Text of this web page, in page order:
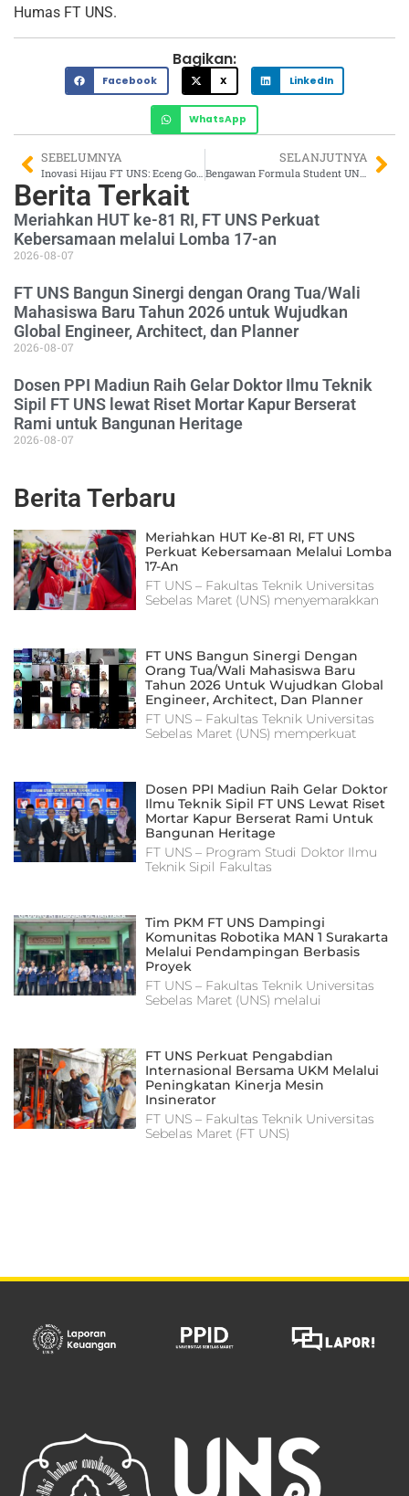
Humas FT UNS.
Bagikan:
Facebook X LinkedIn
WhatsApp
SEBELUMNYA SELANJUTNYA
Bengawan Formula Student UNS Raih Tiga Penghargaan di Ajang Formula SAE Italy 2025
Berita Terkait
Meriahkan HUT ke-81 RI, FT UNS Perkuat
Kebersamaan melalui Lomba 17-an
2026-08-07
FT UNS Bangun Sinergi dengan Orang Tua/Wali
Mahasiswa Baru Tahun 2026 untuk Wujudkan
Global Engineer, Architect, dan Planner
2026-08-07
Dosen PPI Madiun Raih Gelar Doktor Ilmu Teknik
Sipil FT UNS lewat Riset Mortar Kapur Berserat
Rami untuk Bangunan Heritage
2026-08-07
Berita Terbaru
Meriahkan HUT Ke-81 RI, FT UNS
Perkuat Kebersamaan Melalui Lomba
17-An
FT UNS – Fakultas Teknik Universitas
Sebelas Maret (UNS) menyemarakkan
FT UNS Bangun Sinergi Dengan
Orang Tua/Wali Mahasiswa Baru
Tahun 2026 Untuk Wujudkan Global
Engineer, Architect, Dan Planner
FT UNS – Fakultas Teknik Universitas
Sebelas Maret (UNS) memperkuat
Dosen PPI Madiun Raih Gelar Doktor
Ilmu Teknik Sipil FT UNS Lewat Riset
Mortar Kapur Berserat Rami Untuk
Bangunan Heritage
FT UNS – Program Studi Doktor Ilmu
Teknik Sipil Fakultas
Tim PKM FT UNS Dampingi
Komunitas Robotika MAN 1 Surakarta
Melalui Pendampingan Berbasis
Proyek
FT UNS – Fakultas Teknik Universitas
Sebelas Maret (UNS) melalui
FT UNS Perkuat Pengabdian
Internasional Bersama UKM Melalui
Peningkatan Kinerja Mesin
Insinerator
FT UNS – Fakultas Teknik Universitas
Sebelas Maret (FT UNS)